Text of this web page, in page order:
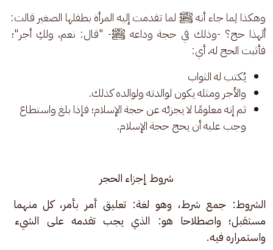
وهكذا لِما جاء أنه ﷺ لما تقدمت إليه المرأة بطفلها الصغير قالت:
ألهذا حج؟ -وذلك في حجة وداعه ﷺ- "قال: نعم، ولكِ أجر"؛
فأثبت الحج له، أي:
يُكتب له الثواب
والأجر ومثله يكون لوالدته ولوالده كذلك.
ثم إنه معلومًا لا يجزئه عن حجة الإسلام؛ فإذا بلغ واستطاع
وجب عليه أن يحج حجة الإسلام.
شروط إجزاء الحجر
الشروط: جمع شرط، وهو لغة: تعليق أمر بأمر، كل منهما
مستقبل؛ واصطلاحا هو: الذي يجب تقدمه على الشيء
واستمراره فيه.